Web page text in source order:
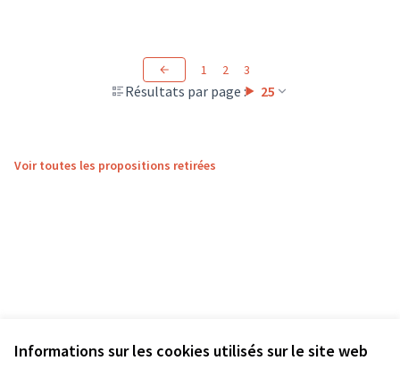
Informations sur les cookies utilisés sur le site web
Résultats par page : 25
1 2 3
Voir toutes les propositions retirées